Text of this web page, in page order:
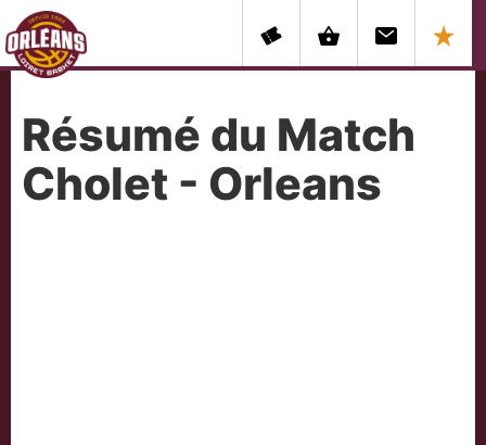
Résumé du Match
Cholet - Orleans